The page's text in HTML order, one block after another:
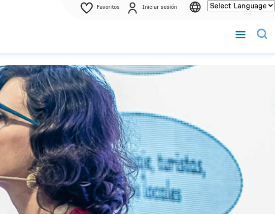
Favoritos Iniciar sesión